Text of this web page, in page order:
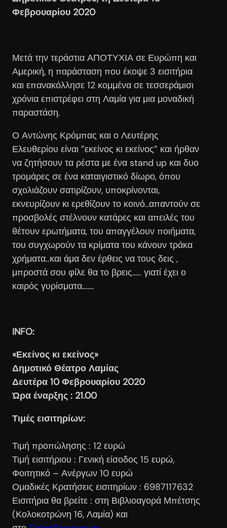
Φεβρουαρίου 2020
Μετά την τεράστια ΑΠΟΤΥΧΙΑ σε Ευρώπη και
Αμερική, η παράσταση που έκοψε 3 εισιτήρια
και επανακόλλησε 12 κομμένα σε τεσσεράμισι
χρόνια επιστρέφει στη Λαμία για μια μοναδική
παραστάση.
Ο Αντώνης Κρόμπας και ο Λευτέρης
Ελευθερίου είναι ”εκείνος κι εκείνος” και ήρθαν
να ζητήσουν τα ρέστα με ένα stand up και δυο
τρομάρες σε ένα καταιγιστικό δίωρο, όπου
σχολιάζουν σατιρίζουν, υποκρίνονται,
εκνευρίζουν κι ερεθίζουν το κοινό..απαντούν σε
προσβολές στέλνουν κατάρες και απειλές του
θέτουν ερωτήματα, του απαγγέλουν ποιήματα,
του συγχωρούν τα κρίματα του κάνουν τράκα
χρήματα..και άμα δεν έρθεις να τους δεις ,
μπροστά σου φίλε θα το βρεις….. γιατί έχει ο
καιρός γυρίσματα…….
INFO:
«Εκείνος κι εκείνος»
Δημοτικό Θέατρο Λαμίας
Δευτέρα 10 Φεβρουαρίου 2020
Ώρα έναρξης : 21.00
Τιμές εισιτηρίων:
Τιμή προπώλησης : 12 ευρώ
Τιμή εισιτήριου : Γενική είσοδος 15 ευρώ,
Φοιτητικό – Ανέργων 10 ευρώ
Ομαδικές Κρατήσεις εισιτηρίων : 6987117632
Εισιτήρια θα βρείτε : στη Βιβλιοαγορά Μπέτσης
(Κολοκοτρώνη 16, Λαμία) και